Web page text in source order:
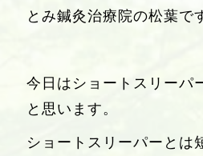
とみ鍼灸治療院の松葉で
今日はショートスリーパ
と思います。
ショートスリーパーとは